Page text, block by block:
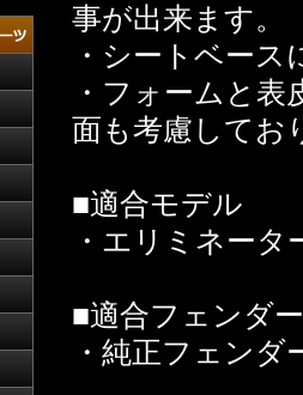
事が出来ます。
・シートベー
・フォームと
面も考慮してお
■適合モデル
・エリミネータ
■適合フェンダー
・純正フェン